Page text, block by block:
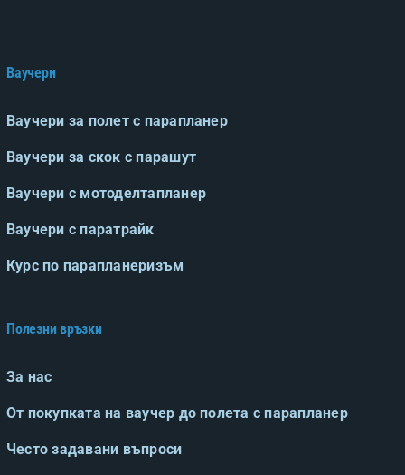
Ваучери
Ваучери за полет с парапланер
Ваучери за скок с парашут
Ваучери с мотоделтапланер
Ваучери с паратрайк
Курс по парапланеризъм
Полезни връзки
За нас
От покупката на ваучер до полета с парапланер
Често задавани въпроси